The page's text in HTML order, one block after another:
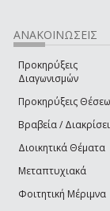
ΑΝΑΚΟΙΝΩΣΕΙΣ
Προκηρύξεις
Διαγωνισμών
Προκηρύξεις
Βραβεία /
Διοικητικά Θέματα
Μεταπτυχιακά
Φοιτητική Μέριμνα